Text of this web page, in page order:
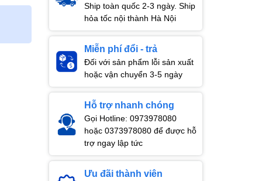
Ship toàn quốc 2-3 ngày. Ship
hỏa tốc nội thành Hà Nội
Miễn phí đổi - trả
Đối với sản phẩm lỗi sản xuất
hoặc vận chuyển 3-5 ngày
Hỗ trợ nhanh chóng
Gọi Hotline: 0973978080
hoặc 0373978080 để được hỗ
trợ ngay lập tức
Ưu đãi thành viên